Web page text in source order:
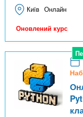
Київ Онлайн
Оновлений курс